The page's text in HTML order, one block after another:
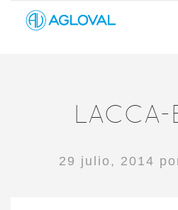
LACCA-
29 julio, 2014